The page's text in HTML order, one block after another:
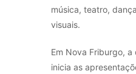
música, teatro,
visuais.
Em Nova Friburgo,
inicia as